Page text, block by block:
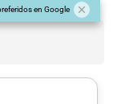
en Google